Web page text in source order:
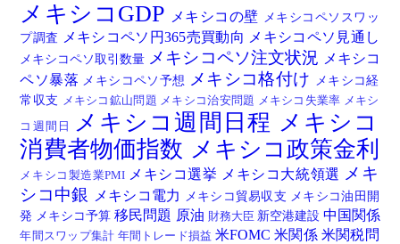
メキシコGDP メキシコの壁 メキシコペソスワッ
プ調査
メキシコペソ円365売買動向 メキシコペソ見通し
メキシコペソ取引数量 メキシコペソ注文状況 メキシコ
ペソ暴落 メキシコペソ予想 メキシコ格付け メキシコ経
常収支 メキシコ鉱山問題 メキシコ治安問題 メキシコ失業率 メキシ
コ週間日 メキシコ週間日程 メキシコ
消費者物価指数 メキシコ政策金利
メキシコ製造業PMI メキシコ選挙 メキシコ大統領選 メキ
シコ中銀
メキシコ電力 メキシコ貿易収支 メキシコ油田開
発 メキシコ予算移民問題 原油 財務大臣 新空港建設 中国関係
年間スワップ集計 年間トレード損益 米FOMC米関係 米関税問